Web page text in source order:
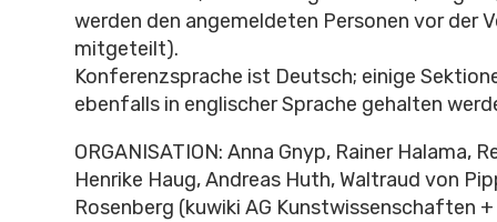
werden den angemeldeten Personen vor der
mitgeteilt).
Konferenzsprache ist Deutsch; einige
ebenfalls in englischer Sprache gehalten
ORGANISATION: Anna Gnyp, Rainer Halama,
Henrike Haug, Andreas Huth, Waltraud von
Rosenberg (kuwiki AG Kunstwissenschaften +